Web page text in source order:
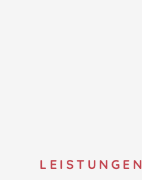
LEISTUNGEN